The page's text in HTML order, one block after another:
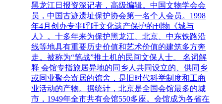
黑龙江日报资深记者，高级编辑。中国文物学会会
员，中国古迹遗址保护协会第一名个人会员。1998
年4月创办专事呼吁文化遗产保护的刊物《城与
人》。十多年来为保护黑龙江、北京、中东铁路沿
线等地具有重要历史价值和艺术价值的建筑多方奔
走。被称为“笔战”推土机的民间文保人士。 名词解
释 会馆专指旅居异地的同乡人共同设立的、供同乡
或同业聚会寄居的馆舍，是旧时代科举制度和工商
业活动的产物。据统计，北京是全国会馆最多的城
市，1949年全市共有会馆550多座。会馆成为各省在